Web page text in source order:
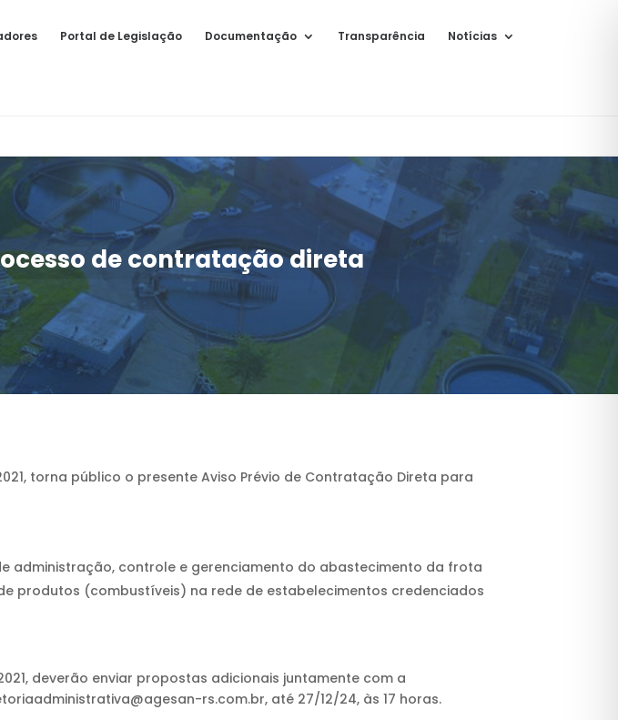
Portal de Legislação Documentação Transparência Notícias
de contratação direta
torna público o presente Aviso Prévio de Contratação Direta para
administração, controle e gerenciamento do abastecimento da frota
produtos (combustíveis) na rede de estabelecimentos credenciados
deverão enviar propostas adicionais juntamente com a
rs.com.br, até 27/12/24, às 17 horas.